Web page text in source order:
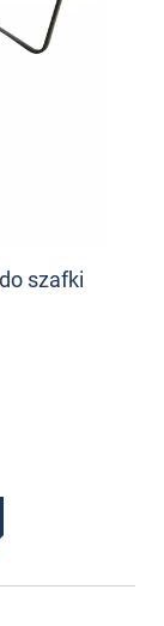
szafki